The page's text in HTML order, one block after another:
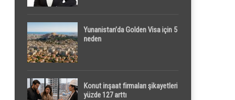
Yunanistan’da Golden Visa için 5
neden
Konut inşaat firmaları şikayetleri
yüzde 127 arttı